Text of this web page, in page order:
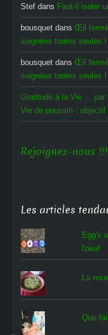
Stef dans Faut-il isoler
bousquet dans Œil
soignées toutes seules !
bousquet dans Œil
soignées toutes seules !
Gratitude à la Vie ...
Vie de poussin : objectif
Rejoignez-nous !!!
Les articles
Egg's
l'oeuf
La
Que